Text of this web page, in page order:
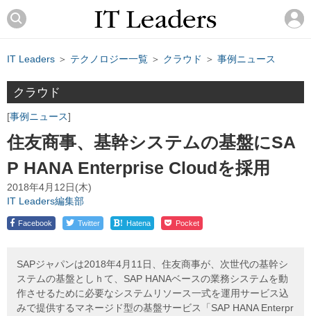
IT Leaders ＞ テクノロジー一覧 ＞ クラウド ＞ 事例ニュース
クラウド
事例ニュース
住友商事、基幹システムの基盤にSA
P HANA Enterprise Cloudを採用
2018年4月12日(木)
IT Leaders編集部
Facebook Twitter ! Hatena Pocket
SAPジャパンは2018年4月11日、住友商事が、次世代の基幹シ
ステムの基盤としｈて、SAP HANAベースの業務システムを動
作させるために必要なシステムリソース一式を運用サービス込
みで提供するマネージド型の基盤サービス「SAP HANA Enterpr